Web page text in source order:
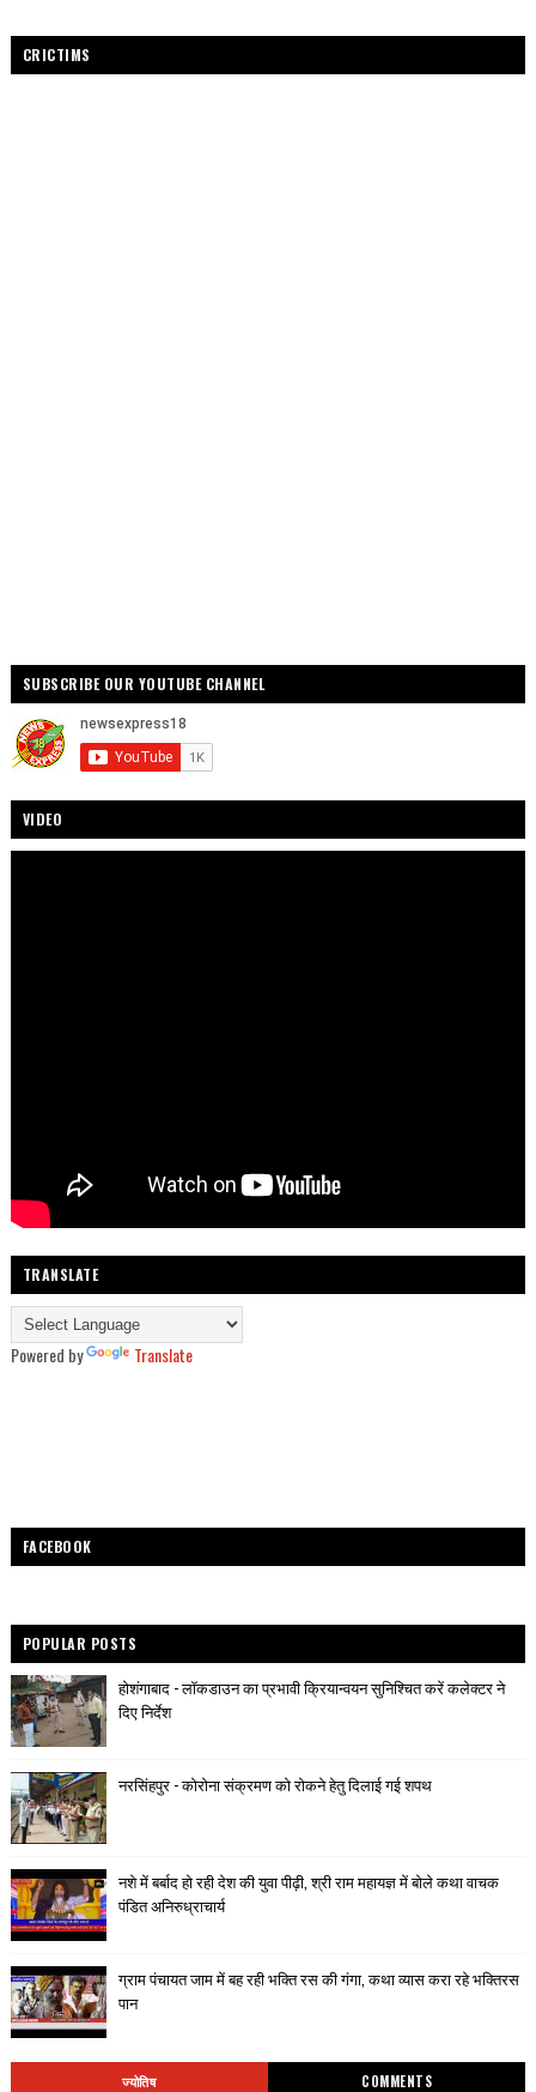
CRICTIMS
SUBSCRIBE OUR YOUTUBE CHANNEL
VIDEO
TRANSLATE
Powered by Translate
FACEBOOK
POPULAR POSTS
होशंगाबाद - लॉकडाउन का प्रभावी क्रियान्वयन सुनिश्चित करें कलेक्टर ने
दिए निर्देश
नरसिंहपुर - कोरोना संक्रमण को रोकने हेतु दिलाई गई शपथ
नशे में बर्बाद हो रही देश की युवा पीढ़ी, श्री राम महायज्ञ में बोले कथा वाचक
पंडित अनिरुध्राचार्य
ग्राम पंचायत जाम में बह रही भक्ति रस की गंगा, कथा व्यास करा रहे भक्तिरस
पान
ज्योतिष COMMENTS